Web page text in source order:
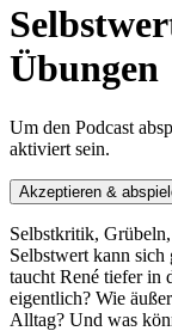
Übungen
Um den Podcast
aktiviert sein.
Akzeptieren &
Selbstkritik,
Selbstwert kann
taucht René tiefer in
eigentlich? Wie
Alltag? Und was